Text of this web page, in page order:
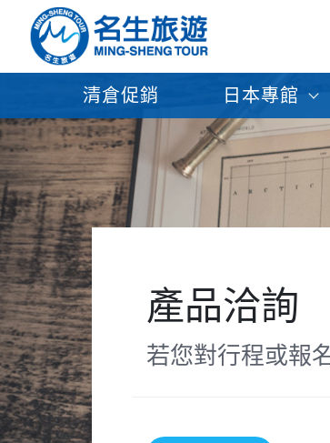
清倉促銷 日本專館
產品洽詢
若您對行程或報